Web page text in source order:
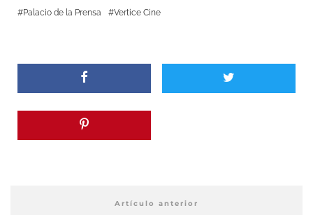
Palacio de la Prensa
Vertice Cine
Artículo anterior